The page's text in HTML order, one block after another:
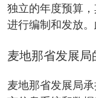
独立的年度预算
进行编制和发放
麦地那省发展局
麦地那省发展局